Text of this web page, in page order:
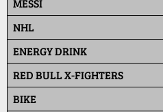
MESSI
NHL
ENERGY DRINK
RED BULL X-FIGHTERS
BIKE